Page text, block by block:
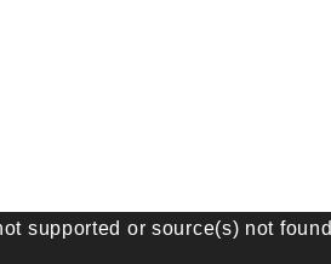
supported or source(s) not found